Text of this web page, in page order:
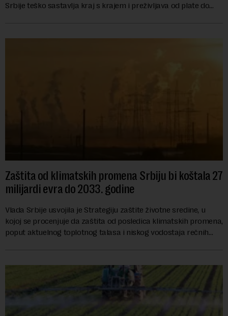
Srbije teško sastavlja kraj s krajem i preživljava od plate do
Zaštita od klimatskih promena Srbiju bi koštala 27
milijardi evra do 2033. godine
Vlada Srbije usvojila je Strategiju zaštite životne sredine, u
kojoj se procenjuje da zaštita od posledica klimatskih promena,
poput aktuelnog toplotnog talasa i niskog vodostaja rečnih